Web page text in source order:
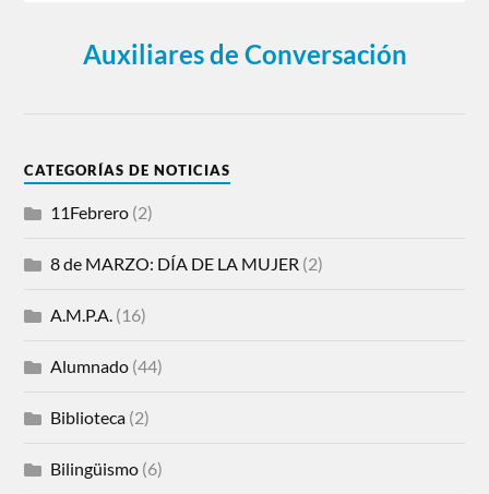
Auxiliares de Conversación
CATEGORÍAS DE NOTICIAS
11Febrero (2)
8 de MARZO: DÍA DE LA MUJER (2)
A.M.P.A. (16)
Alumnado (44)
Biblioteca (2)
Bilingüismo (6)